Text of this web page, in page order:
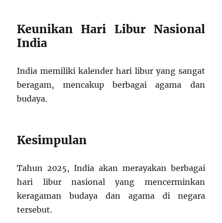
Keunikan Hari Libur Nasional
India
India memiliki kalender hari libur yang sangat
beragam, mencakup berbagai agama dan
budaya.
Kesimpulan
Tahun 2025, India akan merayakan berbagai
hari libur nasional yang mencerminkan
keragaman budaya dan agama di negara
tersebut.